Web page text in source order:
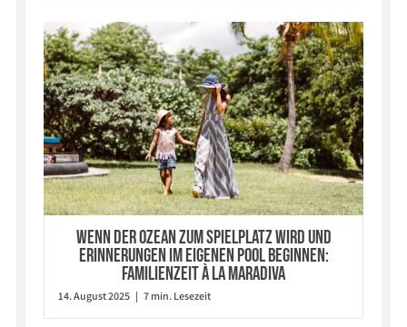
Wenn der Ozean zum Spielplatz wird und
Erinnerungen im eigenen Pool beginnen:
Familienzeit à la Maradiva
14. August 2025 | 7 min. Lesezeit